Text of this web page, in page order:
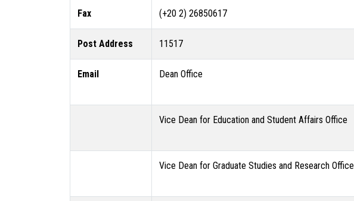
Fax (+20 2) 26850617
Post Address 11517
Email Dean Office
Vice Dean for Education and Student Affairs Office
Vice Dean for Graduate Studies and Research Office